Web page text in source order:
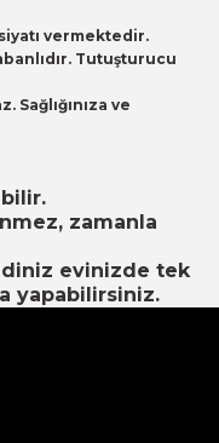
vermektedir.
Tutuşturucu
Sağlığınıza ve
zamanla
evinizde tek
yapabilirsiniz.